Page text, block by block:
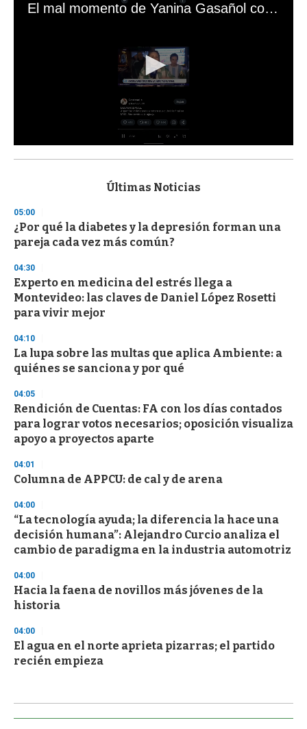
El mal momento de Yanina Gasañol con un hincha argentino en "Subrayado"
s
d
s
o
f
3
s
e
c
o
d
s
Últimas Noticias
05:00
¿Por qué la diabetes y la depresión forman una
pareja cada vez más común?
04:30
Experto en medicina del estrés llega a
Montevideo: las claves de Daniel López Rosetti
para vivir mejor
04:10
La lupa sobre las multas que aplica Ambiente: a
quiénes se sanciona y por qué
04:05
Rendición de Cuentas: FA con los días contados
para lograr votos necesarios; oposición visualiza
apoyo a proyectos aparte
04:01
Columna de APPCU: de cal y de arena
04:00
“La tecnología ayuda; la diferencia la hace una
decisión humana”: Alejandro Curcio analiza el
cambio de paradigma en la industria automotriz
04:00
Hacia la faena de novillos más jóvenes de la
historia
04:00
El agua en el norte aprieta pizarras; el partido
recién empieza